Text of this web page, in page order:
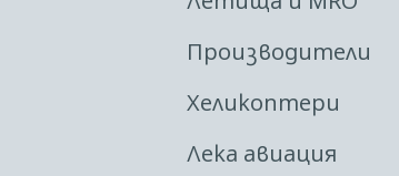
Производители
Хеликоптери
Лека авиация